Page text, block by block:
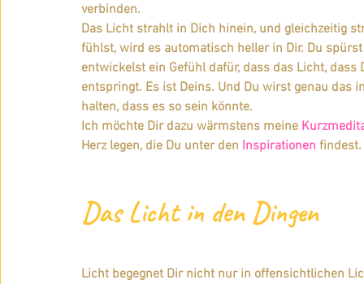
verbinden.
Das Licht strahlt in Dich hinein, und gleichzeitig
fühlst, wird es automatisch heller in Dir. Du
entwickelst ein Gefühl dafür, dass das Licht,
entspringt. Es ist Deins. Und Du wirst genau
halten, dass es so sein könnte.
Ich möchte Dir dazu wärmstens meine
Herz legen, die Du unter den Inspirationen findest.
Das Licht in den Dingen
Licht begegnet Dir nicht nur in offensichtlichen